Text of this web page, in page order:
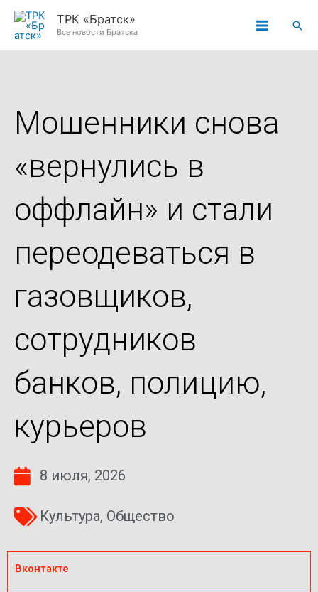
Перейти
ТРК «Братск»
Все новости Братска
Мошенники снова
«вернулись в
оффлайн» и стали
переодеваться в
газовщиков,
сотрудников
банков, полицию,
курьеров
8 июля, 2026
Культура, Общество
Вконтакте